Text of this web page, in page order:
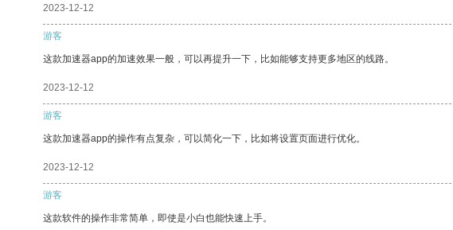
2023-12-12
游客
这款加速器app的加速效果一般，可以再提升一下，比如能够支持更多地区的线路。
2023-12-12
游客
这款加速器app的操作有点复杂，可以简化一下，比如将设置页面进行优化。
2023-12-12
游客
这款软件的操作非常简单，即使是小白也能快速上手。